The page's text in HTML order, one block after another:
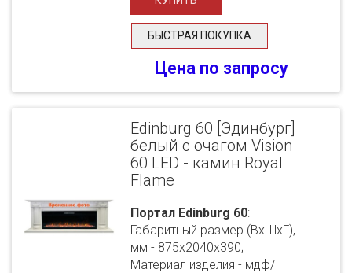
БЫСТРАЯ ПОКУПКА
Цена по запросу
Edinburg 60 [Эдинбург]
белый с очагом Vision
60 LED - камин Royal
Flame
Портал Edinburg 60:
Габаритный размер (ВхШхГ),
мм - 875х2040х390;
Материал изделия - мдф/